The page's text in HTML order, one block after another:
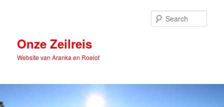
Onze Zeilreis
Website van Aranka en Roelof